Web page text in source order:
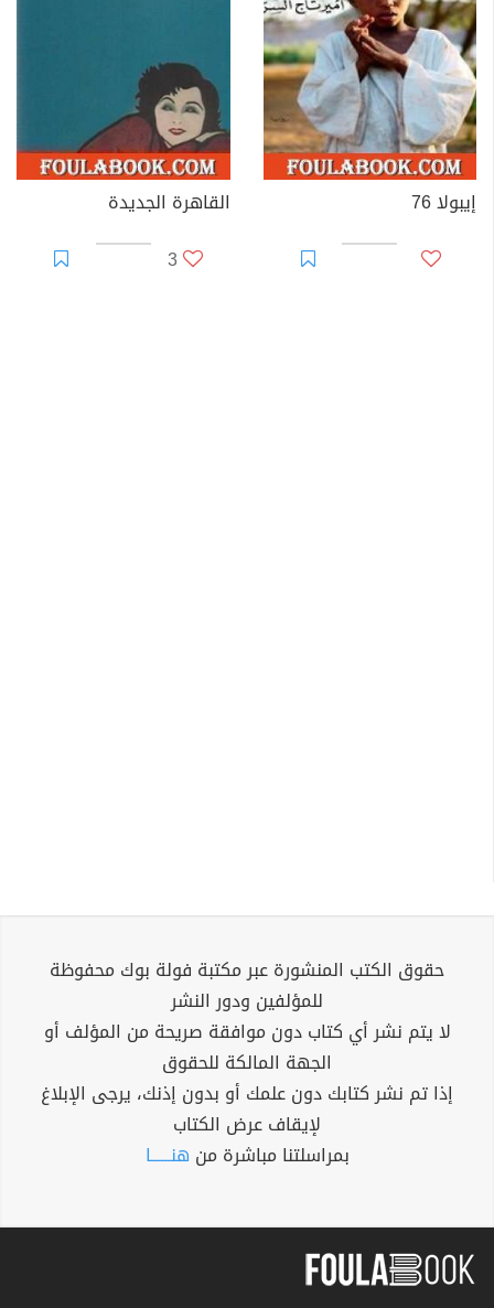
إيبولا 76
القاهرة الجديدة
3
حقوق الكتب المنشورة عبر مكتبة فولة بوك محفوظة
للمؤلفين ودور النشر
لا يتم نشر أي كتاب دون موافقة صريحة من المؤلف أو
الجهة المالكة للحقوق
إذا تم نشر كتابك دون علمك أو بدون إذنك، يرجى الإبلاغ
لإيقاف عرض الكتاب
بمراسلتنا مباشرة من هنــــــا